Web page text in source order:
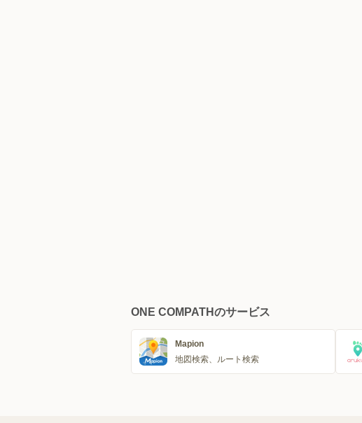
ONE COMPATHのサービス
Mapion
地図検索、ルート検索